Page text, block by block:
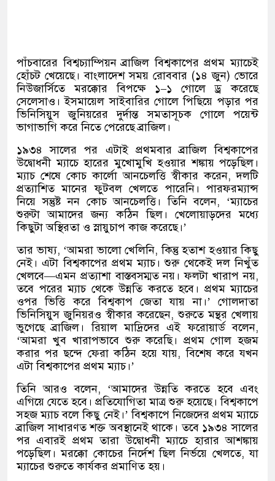
পাঁচবারের বিশ্বচ্যাম্পিয়ন ব্রাজিল বিশ্বকাপের প্রথম ম্যাচেই
হোঁচট খেয়েছে। বাংলাদেশ সময় রোববার (১৪ জুন) ভোরে
নিউজার্সিতে মরক্কোর বিপক্ষে ১–১ গোলে ড্র করেছে
সেলেসাও। ইসমায়েল সাইবারির গোলে পিছিয়ে পড়ার পর
ভিনিসিয়ুস জুনিয়রের দুর্দান্ত সমতাসূচক গোলে পয়েন্ট
ভাগাভাগি করে নিতে পেরেছে ব্রাজিল।
১৯৩৪ সালের পর এটাই প্রথমবার ব্রাজিল বিশ্বকাপের
উদ্বোধনী ম্যাচে হারের মুখোমুখি হওয়ার শঙ্কায় পড়েছিল।
ম্যাচ শেষে কোচ কার্লো আনচেলত্তি স্বীকার করেন,দলটি
প্রত্যাশিত মানের ফুটবল খেলতে পারেনি। পারফরম্যান্স
নিয়ে সন্তুষ্ট নন কোচ আনচেলত্তি। তিনি বলেন, ‘ম্যাচের
শুরুটা আমাদের জন্য কঠিন ছিল। খেলোয়াড়দের মধ্যে
কিছুটা অস্থিরতা ও স্নায়ুচাপ কাজ করেছে।’
তার ভাষ্য, ‘আমরা ভালো খেলিনি,কিন্তু হতাশ হওয়ার কিছু
নেই। এটা বিশ্বকাপের প্রথম ম্যাচ। শুরু থেকেই দল নিখুঁত
খেলবে—এমন প্রত্যাশা বাস্তবসম্মত নয়। ফলটা খারাপ নয়,
তবে পরের ম্যাচ থেকে উন্নতি করতে হবে। প্রথম ম্যাচের
ওপর ভিত্তি করে বিশ্বকাপ জেতা যায় না।’গোলদাতা
ভিনিসিয়ুস জুনিয়রও স্বীকার করেছেন,শুরুতে মন্থর খেলায়
ভুগেছে ব্রাজিল। রিয়াল মাদ্রিদের এই ফরোয়ার্ড বলেন,
‘আমরা খুব খারাপভাবে শুরু করেছি। প্রথম গোল হজম
করার পর ছন্দে ফেরা কঠিন হয়ে যায়,বিশেষ করে যখন
এটা বিশ্বকাপের প্রথম ম্যাচ।’
তিনি আরও বলেন, ‘আমাদের উন্নতি করতে হবে এবং
এগিয়ে যেতে হবে। প্রতিযোগিতা মাত্র শুরু হয়েছে। বিশ্বকাপে
সহজ ম্যাচ বলে কিছু নেই।’বিশ্বকাপে নিজেদের প্রথম ম্যাচে
ব্রাজিল সাধারণত শক্ত অবস্থানেই থাকে। তবে ১৯৩৪ সালের
পর এবারই প্রথম তারা উদ্বোধনী ম্যাচে হারার আশঙ্কায়
পড়েছিল। মরক্কো কোচের নির্দেশ ছিল নির্ভয়ে খেলতে,যা
ম্যাচের শুরুতে কার্যকর প্রমাণিত হয়।